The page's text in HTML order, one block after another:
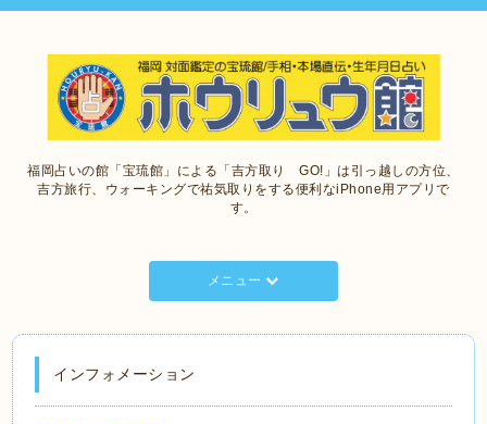
福岡占いの館「宝琉館」による「吉方取り GO!」は引っ越しの方位、
吉方旅行、ウォーキングで祐気取りをする便利なiPhone用アプリで
す。
メニュー
インフォメーション